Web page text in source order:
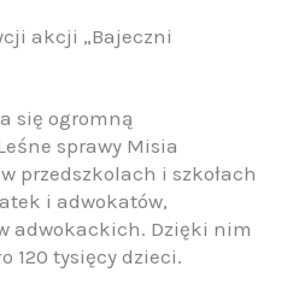
akcji „Bajeczni
się ogromną
sprawy Misia
przedszkolach i szkołach
i adwokatów,
adwokackich. Dzięki nim
120 tysięcy dzieci.